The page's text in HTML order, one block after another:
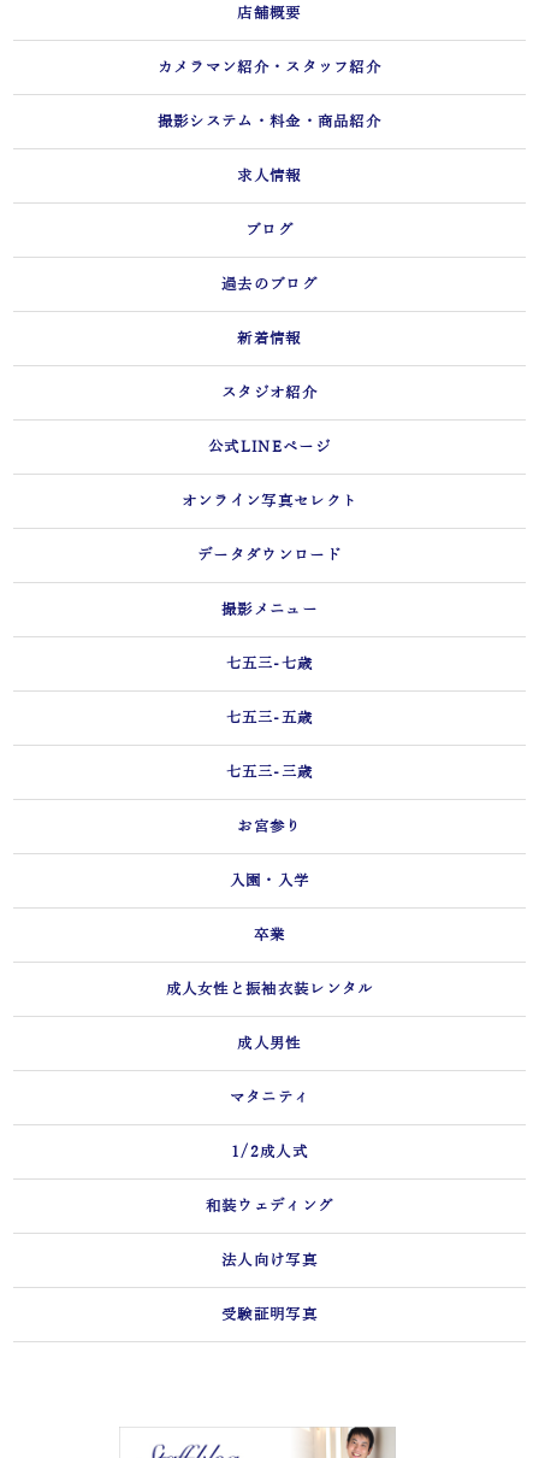
店舗概要
カメラマン紹介・スタッフ紹介
撮影システム・料金・商品紹介
求人情報
ブログ
過去のブログ
新着情報
スタジオ紹介
公式LINEページ
オンライン写真セレクト
データダウンロード
撮影メニュー
七五三-七歳
七五三-五歳
七五三-三歳
お宮参り
入園・入学
卒業
成人女性と振袖衣装レンタル
成人男性
マタニティ
1/2成人式
和装ウェディング
法人向け写真
受験証明写真